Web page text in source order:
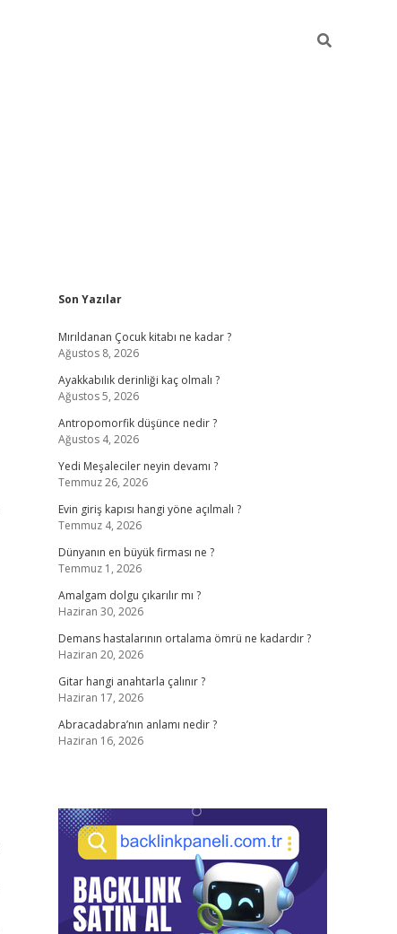
Sidebar
Son Yazılar
Mırıldanan Çocuk kitabı ne kadar ?
Ağustos 8, 2026
Ayakkabılık derinliği kaç olmalı ?
Ağustos 5, 2026
Antropomorfik düşünce nedir ?
Ağustos 4, 2026
Yedi Meşaleciler neyin devamı ?
Temmuz 26, 2026
Evin giriş kapısı hangi yöne açılmalı ?
Temmuz 4, 2026
Dünyanın en büyük firması ne ?
Temmuz 1, 2026
Amalgam dolgu çıkarılır mı ?
Haziran 30, 2026
Demans hastalarının ortalama ömrü ne kadardır ?
Haziran 20, 2026
Gitar hangi anahtarla çalınır ?
Haziran 17, 2026
Abracadabra’nın anlamı nedir ?
Haziran 16, 2026